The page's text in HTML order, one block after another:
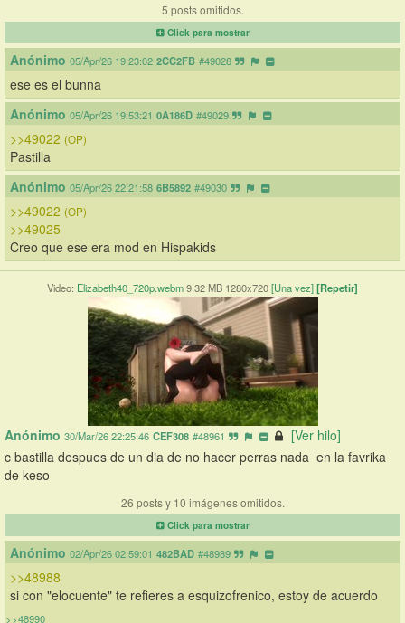
5 posts omitidos.
Click para mostrar
Anónimo 05/Apr/26 19:23:02 2CC2FB #49028
ese es el bunna
Anónimo 05/Apr/26 19:53:21 0A186D #49029
>>49022 (OP)
Pastilla
Anónimo 05/Apr/26 22:21:58 6B5892 #49030
>>49022 (OP)
>>49025
Creo que ese era mod en Hispakids
Video: Elizabeth40_720p.webm9.32 MB 1280x720[Una vez][Repetir]
Anónimo 30/Mar/26 22:25:46 CEF308 #48961
[Ver hilo]
c bastilla despues de un dia de no hacer perras nada  en la favrika
de keso
26 posts y 10 imágenes omitidos.
Click para mostrar
Anónimo 02/Apr/26 02:59:01 482BAD #48989
>>48988
si con "elocuente" te refieres a esquizofrenico, estoy de acuerdo
>>48990